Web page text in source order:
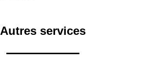
Autres services